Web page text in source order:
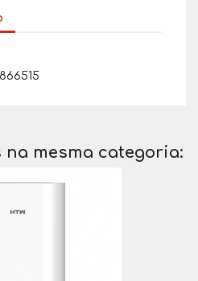
mesma categoria: